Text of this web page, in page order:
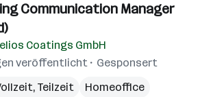
Communication Manager
Coatings GmbH
veröffentlicht
Gesponsert
Teilzeit
Homeoffice